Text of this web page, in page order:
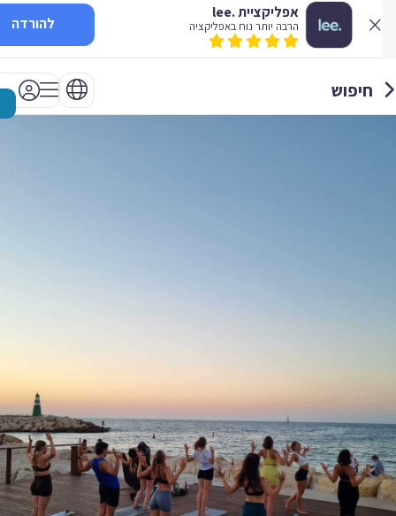
אפליקציית .lee
הרבה יותר נוח באפליקציה להורדה
חיפוש